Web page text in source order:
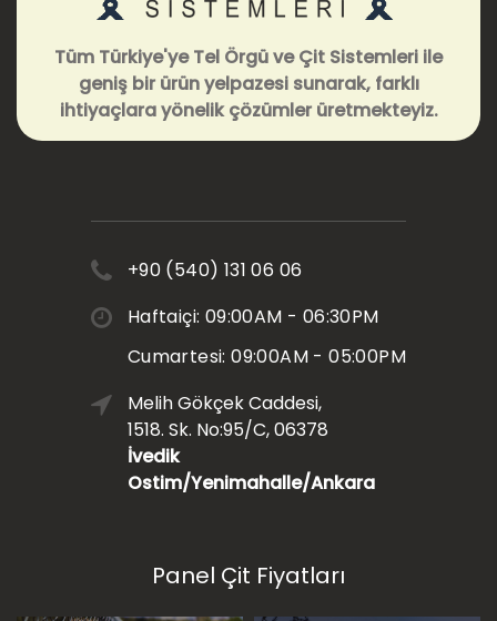
Tüm Türkiye'ye Tel Örgü ve Çit Sistemleri ile
geniş bir ürün yelpazesi sunarak, farklı
ihtiyaçlara yönelik çözümler üretmekteyiz.
+90 (540) 131 06 06
Haftaiçi: 09:00AM - 06:30PM
Cumartesi: 09:00AM - 05:00PM
Melih Gökçek Caddesi,
1518. Sk. No:95/C, 06378
İvedik
Ostim/Yenimahalle/Ankara
Panel Çit Fiyatları